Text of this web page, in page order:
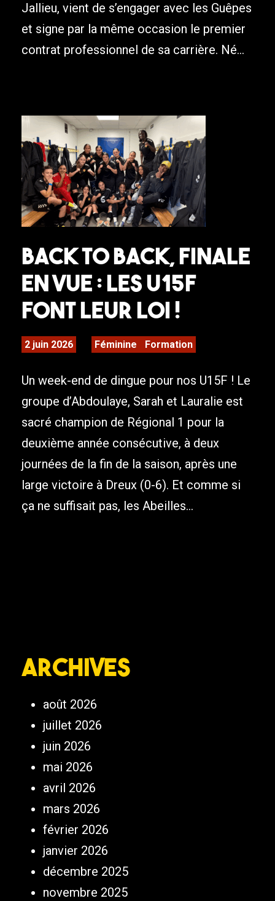
Jallieu, vient de s’engager avec les Guêpes
et signe par la même occasion le premier
contrat professionnel de sa carrière. Né...
Back to back, finale
en vue : les U15F
font leur loi !
2 juin 2026 Féminine Formation
Un week-end de dingue pour nos U15F ! Le
groupe d’Abdoulaye, Sarah et Lauralie est
sacré champion de Régional 1 pour la
deuxième année consécutive, à deux
journées de la fin de la saison, après une
large victoire à Dreux (0-6). Et comme si
ça ne suffisait pas, les Abeilles...
Archives
août 2026
juillet 2026
juin 2026
mai 2026
avril 2026
mars 2026
février 2026
janvier 2026
décembre 2025
novembre 2025